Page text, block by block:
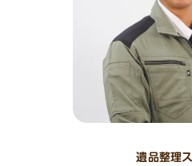
遺品整理ス